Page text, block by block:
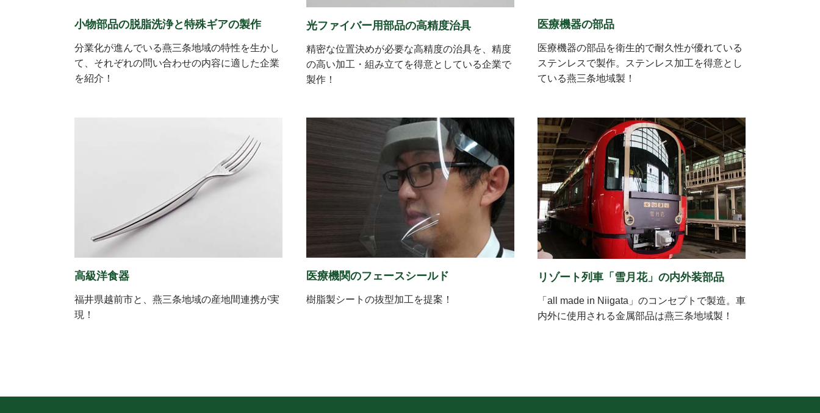
小物部品の脱脂洗浄と特殊ギアの製作
分業化が進んでいる燕三条地域の特性を生かし
て、それぞれの問い合わせの内容に適した企業
を紹介！
光ファイバー用部品の高精度治具
精密な位置決めが必要な高精度の治具を、精度
の高い加工・組み立てを得意としている企業で
製作！
医療機器の部品
医療機器の部品を衛生的で耐久性が優れている
ステンレスで製作。ステンレス加工を得意とし
ている燕三条地域製！
高級洋食器
福井県越前市と、燕三条地域の産地間連携が実
現！
医療機関のフェースシールド
樹脂製シートの抜型加工を提案！
リゾート列車「雪月花」の内外装部品
「all made in Niigata」のコンセプトで製造。車
内外に使用される金属部品は燕三条地域製！